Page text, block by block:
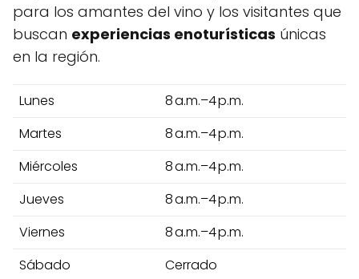
para los amantes del vino y los visitantes que
buscan experiencias enoturísticas únicas
en la región.
Lunes
8 a.m.–4 p.m.
Martes
8 a.m.–4 p.m.
Miércoles
8 a.m.–4 p.m.
Jueves
8 a.m.–4 p.m.
Viernes
8 a.m.–4 p.m.
Sábado
Cerrado